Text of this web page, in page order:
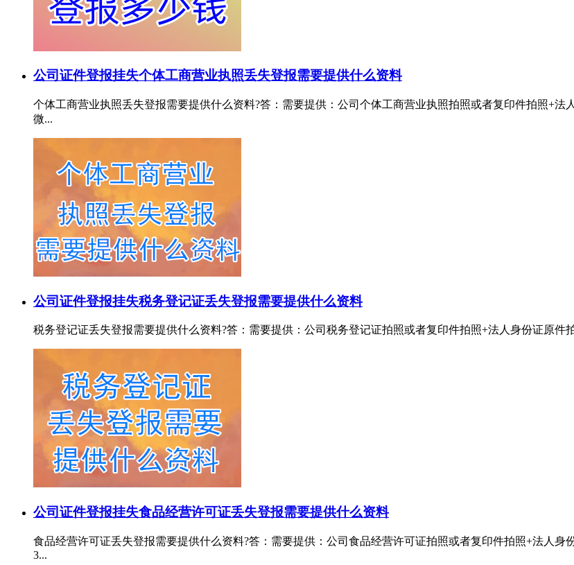
公司证件登报挂失个体工商营业执照丢失登报需要提供什么资料
个体工商营业执照丢失登报需要提供什么资料?答：需要提供：公司个体工商营业执照拍照或者复印件拍照+法
微...
公司证件登报挂失税务登记证丢失登报需要提供什么资料
税务登记证丢失登报需要提供什么资料?答：需要提供：公司税务登记证拍照或者复印件拍照+法人身份证原件
公司证件登报挂失食品经营许可证丢失登报需要提供什么资料
食品经营许可证丢失登报需要提供什么资料?答：需要提供：公司食品经营许可证拍照或者复印件拍照+法人身
3...